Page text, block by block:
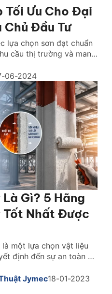
Tối Ưu Cho Đại
Chủ Đầu Tư
lựa chọn sơn đạt chuẩn
cầu thị trường và mang
và chủ đầu tư. Công
danh tiếng về chất lượng
06-2024
Gì? 5 Hãng
Tốt Nhất Được
một lựa chọn vật liệu
định đến sự an toàn và
cháy hãng nào tốt?
tìm hiểu ngay […]
Jymec18-01-2023